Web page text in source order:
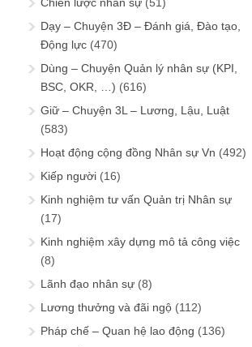
Chiến lược nhân sự (51)
Dạy – Chuyện 3Đ – Đánh giá, Đào tạo,
Động lực (470)
Dùng – Chuyện Quản lý nhân sự (KPI,
BSC, OKR, …) (616)
Giữ – Chuyện 3L – Lương, Lậu, Luật
(583)
Hoạt động cộng đồng Nhân sự Vn (492)
Kiếp người (16)
Kinh nghiệm tư vấn Quản trị Nhân sự
(17)
Kinh nghiệm xây dựng mô tả công việc
(8)
Lãnh đạo nhân sự (8)
Lương thưởng và đãi ngộ (112)
Pháp chế – Quan hệ lao động (136)